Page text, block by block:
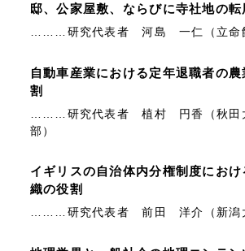
邸、公家屋敷、ならびに寺社地の
………研究代表者 河島 一仁（立命館
自動車産業における定年退職者の
割
………研究代表者 植村 円香（秋田
部）
イギリスの自治体内分権制度にお
織の役割
………研究代表者 前田 洋介（新潟大